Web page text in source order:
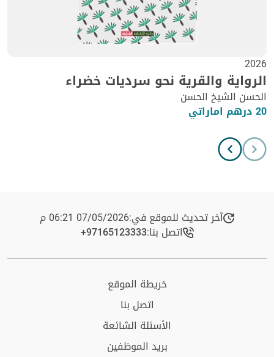
2026
الرواية والقرية نحو سرديات خضراء
الحسن الشيخ الحسن
20 درهم اماراتي
آخر تحديث للموقع في:07/05/2026 06:21 م
اتصل بنا:+97165123333​
خريطة الموقع
اتصل بنا
الأسئلة الشائعة
بريد الموظفين